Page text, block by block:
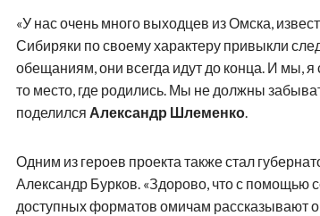
«У нас очень много выходцев из Омска,
Сибиряки по своему характеру привыкли
обещаниям, они всегда идут до конца. И мы, я
то место, где родились. Мы не должны
поделился Александр Шлеменко.
Одним из героев проекта также стал
Александр Бурков. «Здорово, что с помощью
доступных форматов омичам рассказывают